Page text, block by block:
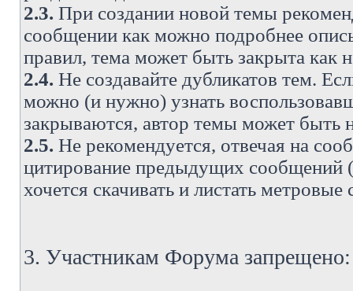
2.3. При создании новой темы
сообщении как можно подробнее
правил, тема может быть закрыта как
2.4. Не создавайте дубликатов тем.
можно (и нужно) узнать
закрываются, автор темы может быть
2.5. Не рекомендуется, отвечая на
цитирование предыдущих сообщений
хочется скачивать и листать
3. Участникам Форума запрещено: